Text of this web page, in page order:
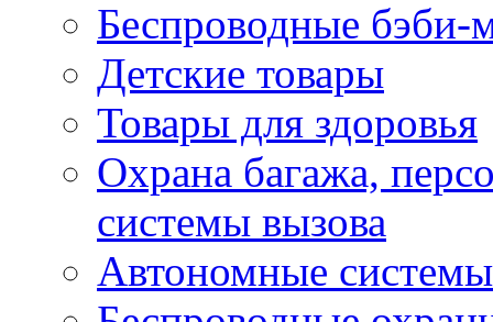
Беспроводные бэби-
Детские товары
Товары для здоровья
Охрана багажа,
системы вызова
Автономные